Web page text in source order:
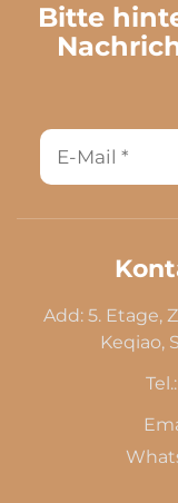
Bitte
Add: 5. Etage,
Keqiao,
Tel.: